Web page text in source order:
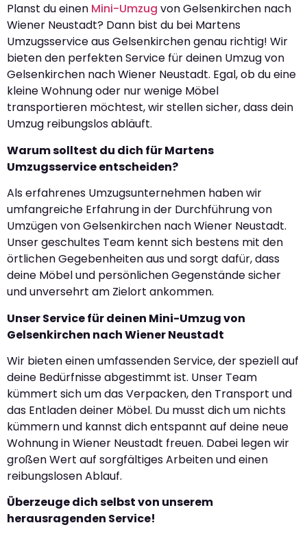
Planst du einen Mini-Umzug von Gelsenkirchen nach
Wiener Neustadt? Dann bist du bei Martens
Umzugsservice aus Gelsenkirchen genau richtig! Wir
bieten den perfekten Service für deinen Umzug von
Gelsenkirchen nach Wiener Neustadt. Egal, ob du eine
kleine Wohnung oder nur wenige Möbel
transportieren möchtest, wir stellen sicher, dass dein
Umzug reibungslos abläuft.
Warum solltest du dich für Martens
Umzugsservice entscheiden?
Als erfahrenes Umzugsunternehmen haben wir
umfangreiche Erfahrung in der Durchführung von
Umzügen von Gelsenkirchen nach Wiener Neustadt.
Unser geschultes Team kennt sich bestens mit den
örtlichen Gegebenheiten aus und sorgt dafür, dass
deine Möbel und persönlichen Gegenstände sicher
und unversehrt am Zielort ankommen.
Unser Service für deinen Mini-Umzug von
Gelsenkirchen nach Wiener Neustadt
Wir bieten einen umfassenden Service, der speziell auf
deine Bedürfnisse abgestimmt ist. Unser Team
kümmert sich um das Verpacken, den Transport und
das Entladen deiner Möbel. Du musst dich um nichts
kümmern und kannst dich entspannt auf deine neue
Wohnung in Wiener Neustadt freuen. Dabei legen wir
großen Wert auf sorgfältiges Arbeiten und einen
reibungslosen Ablauf.
Überzeuge dich selbst von unserem
herausragenden Service!